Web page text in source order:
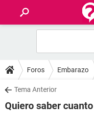
FOROS
SALUD
FAMILIA
Foros Embarazo
Tema Anterior
Quiero saber